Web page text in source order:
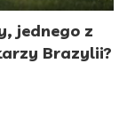
jednego z
Brazylii?